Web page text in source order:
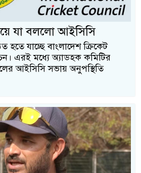
যা বললো আইসিসি
হতে যাচ্ছে বাংলাদেশ ক্রিকেট
এরই মধ্যে অ্যাডহক কমিটির
আইসিসি সভায় অনুপস্থিতি